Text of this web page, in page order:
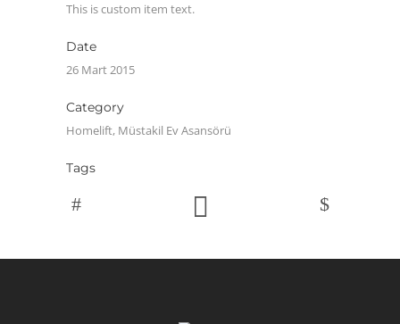
This is custom item text.
Date
26 Mart 2015
Category
Homelift, Müstakil Ev Asansörü
Tags